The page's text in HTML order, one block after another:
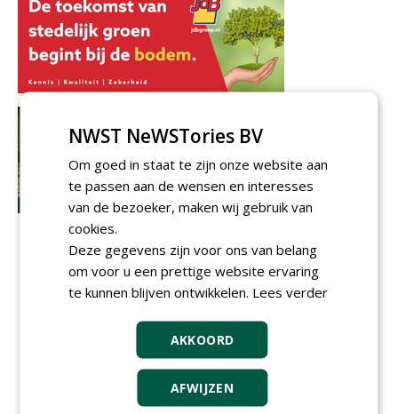
NWST NeWSTories BV
Om goed in staat te zijn onze website aan
te passen aan de wensen en interesses
van de bezoeker, maken wij gebruik van
cookies.
Deze gegevens zijn voor ons van belang
om voor u een prettige website ervaring
te kunnen blijven ontwikkelen. Lees verder
AKKOORD
AFWIJZEN